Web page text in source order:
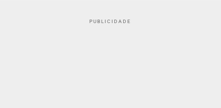
PUBLICIDADE